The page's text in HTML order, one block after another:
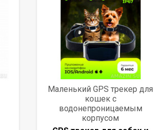
Маленький GPS трекер для
кошек с
водонепроницаемым
корпусом